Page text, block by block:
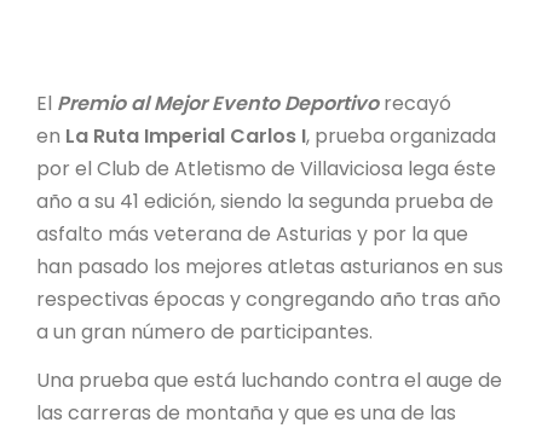
El Premio al Mejor Evento Deportivorecayó
en La Ruta Imperial Carlos I, prueba organizada
por el Club de Atletismo de Villaviciosa lega éste
año a su 41 edición, siendo la segunda prueba de
asfalto más veterana de Asturias y por la que
han pasado los mejores atletas asturianos en sus
respectivas épocas y congregando año tras año
a un gran número de participantes.
Una prueba que está luchando contra el auge de
las carreras de montaña y que es una de las